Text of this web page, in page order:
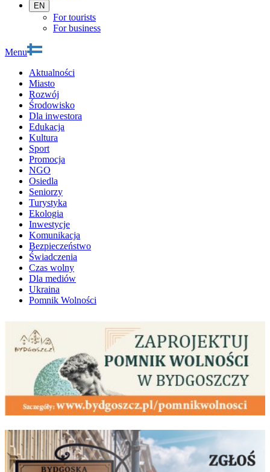
EN
For tourists
For business
Menu
Aktualności
Miasto
Rozwój
Środowisko
Dla inwestora
Edukacja
Kultura
Sport
Promocja
NGO
Osiedla
Seniorzy
Turystyka
Ekologia
Inwestycje
Komunikacja
Bezpieczeństwo
Świadczenia
Czas wolny
Dla mediów
Ukraina
Pomnik Wolności